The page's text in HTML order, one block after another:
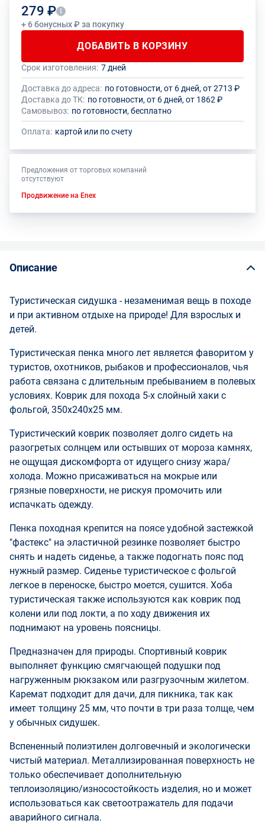
279 ₽
+ 6 бонусных ₽ за покупку
ДОБАВИТЬ В КОРЗИНУ
Общее количество данного товара должно быть кратно размеру
На данный товар производителем установлено ограничение по
Срок изготовления: 7 дней
Доставка до адреса: по готовности, от 6 дней, от 2713 ₽
Доставка до ТК: по готовности, от 6 дней, от 1862 ₽
Самовывоз: по готовности, бесплатно
Оплата: картой или по счету
Предложения от торговых компаний
отсутствуют
Продвижение на Enex
Описание
Туристическая сидушка - незаменимая вещь в походе
и при активном отдыхе на природе! Для взрослых и
детей.
Туристическая пенка много лет является фаворитом у
туристов, охотников, рыбаков и профессионалов, чья
работа связана с длительным пребыванием в полевых
условиях. Коврик для похода 5-х слойный хаки с
фольгой, 350x240x25 мм.
Туристический коврик позволяет долго сидеть на
разогретых солнцем или остывших от мороза камнях,
не ощущая дискомфорта от идущего снизу жара/
холода. Можно присаживаться на мокрые или
грязные поверхности, не рискуя промочить или
испачкать одежду.
Пенка походная крепится на поясе удобной застежкой
"фастекс" на эластичной резинке позволяет быстро
снять и надеть сиденье, а также подогнать пояс под
нужный размер. Сиденье туристическое с фольгой
легкое в переноске, быстро моется, сушится. Хоба
туристическая также используются как коврик под
колени или под локти, а по ходу движения их
поднимают на уровень поясницы.
Предназначен для природы. Спортивный коврик
выполняет функцию смягчающей подушки под
нагруженным рюкзаком или разгрузочным жилетом.
Каремат подходит для дачи, для пикника, так как
имеет толщину 25 мм, что почти в три раза толще, чем
у обычных сидушек.
Вспененный полиэтилен долговечный и экологически
чистый материал. Металлизированная поверхность не
только обеспечивает дополнительную
теплоизоляцию/износостойкость изделия, но и может
использоваться как светоотражатель для подачи
аварийного сигнала.